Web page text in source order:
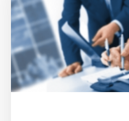
ارزش
گذاری
استارتاپ
ها